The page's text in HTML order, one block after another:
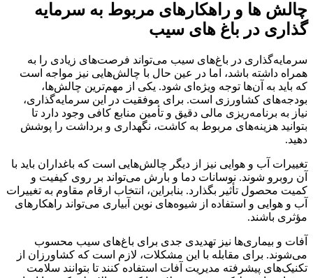
چالش ها و راهکارهای مربوط به سرمایه
گذاری در باغ های سیب
سرمایه‌گذاری در باغ‌های سیب می‌تواند فرصت‌های زیادی را به
همراه داشته باشد، اما در عین حال با چالش‌هایی نیز مواجه است
که باید به آن‌ها توجه ویژه‌ای شود. یکی از مهم‌ترین چالش‌ها،
بودجه‌های کشاورزی است. برای موفقیت در این سرمایه‌گذاری،
نیاز به برنامه‌ریزی مالی دقیق و تأمین منابع کافی وجود دارد تا
بتوانید هزینه‌های مربوط به کاشت، نگهداری و برداشت را پوشش
دهید.
تغییرات آب و هوایی نیز از دیگر چالش‌هایی است که باغداران باید با
آن روبرو شوند. نوسانات دما و بارش می‌تواند بر روی کیفیت و
کمیت محصول تأثیر بگذارد. بنابراین، انتخاب ارقام مقاوم به تغییرات
آب و هوایی و استفاده از شیوه‌های نوین آبیاری می‌تواند راهکارهای
مؤثری باشند.
آفات و بیماری‌ها نیز تهدیدی جدی برای باغ‌های سیب محسوب
می‌شوند. برای مقابله با این مشکلات، لازم است که کشاورزان از
تکنیک‌های پیشرفته مدیریت آفات استفاده کنند تا بتوانند سلامت